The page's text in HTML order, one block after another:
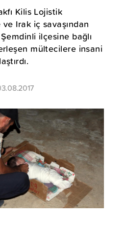
Kilis Lojistik
Irak iç savaşından
ilçesine bağlı
mültecilere insani